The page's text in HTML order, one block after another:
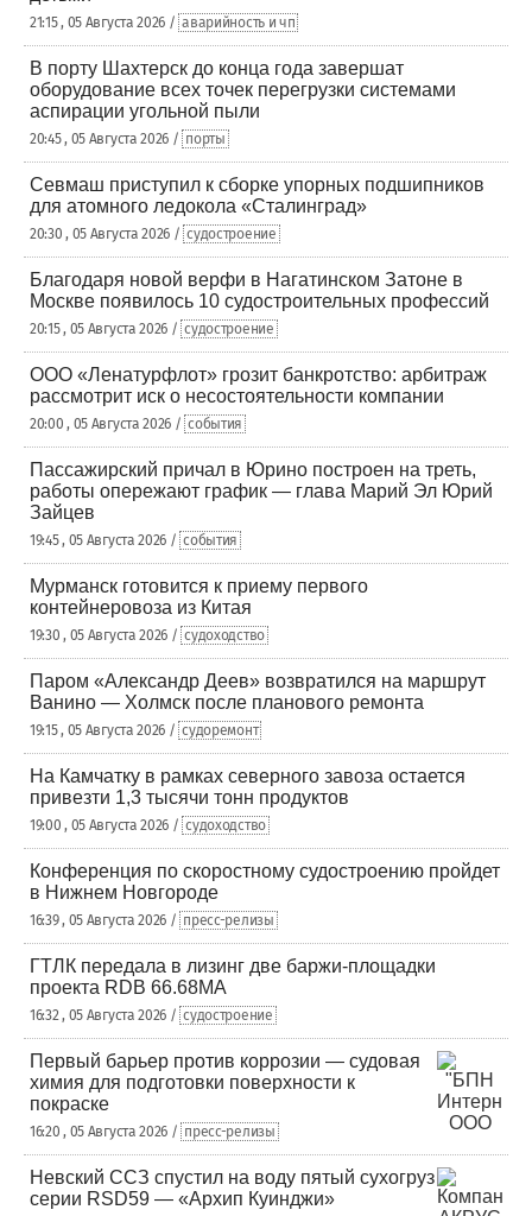
21:15 , 05 Августа 2026 / аварийность и чп
В порту Шахтерск до конца года завершат
оборудование всех точек перегрузки системами
аспирации угольной пыли
20:45 , 05 Августа 2026 / порты
Севмаш приступил к сборке упорных подшипников
для атомного ледокола «Сталинград»
20:30 , 05 Августа 2026 / судостроение
Благодаря новой верфи в Нагатинском Затоне в
Москве появилось 10 судостроительных профессий
20:15 , 05 Августа 2026 / судостроение
ООО «Ленатурфлот» грозит банкротство: арбитраж
рассмотрит иск о несостоятельности компании
20:00 , 05 Августа 2026 / события
Пассажирский причал в Юрино построен на треть,
работы опережают график — глава Марий Эл Юрий
Зайцев
19:45 , 05 Августа 2026 / события
Мурманск готовится к приему первого
контейнеровоза из Китая
19:30 , 05 Августа 2026 / судоходство
Паром «Александр Деев» возвратился на маршрут
Ванино — Холмск после планового ремонта
19:15 , 05 Августа 2026 / судоремонт
На Камчатку в рамках северного завоза остается
привезти 1,3 тысячи тонн продуктов
19:00 , 05 Августа 2026 / судоходство
Конференция по скоростному судостроению пройдет
в Нижнем Новгороде
16:39 , 05 Августа 2026 / пресс-релизы
ГТЛК передала в лизинг две баржи-площадки
проекта RDB 66.68МА
16:32 , 05 Августа 2026 / судостроение
Первый барьер против коррозии — судовая
химия для подготовки поверхности к
покраске
16:20 , 05 Августа 2026 / пресс-релизы
Невский ССЗ спустил на воду пятый сухогруз
серии RSD59 — «Архип Куинджи»